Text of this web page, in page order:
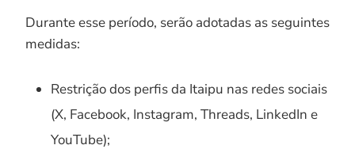
Durante esse período, serão adotadas as seguintes
medidas:
Restrição dos perfis da Itaipu nas redes sociais
(X, Facebook, Instagram, Threads, LinkedIn e
YouTube);